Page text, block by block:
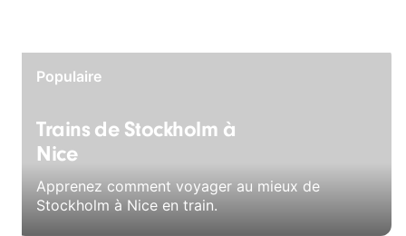
Populaire
Trains de Stockholm à
Nice
Apprenez comment voyager au mieux de
Stockholm à Nice en train.